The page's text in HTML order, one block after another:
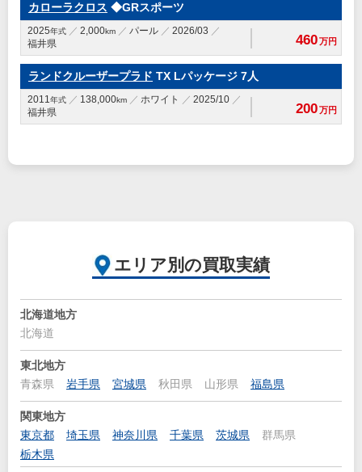
カローラクロス ◆GRスポーツ
2025年式 2,000km パール
2026/03
福井県
460万円
ランドクルーザープラド TX Lパッケージ 7人
2011年式 138,000km ホワイト
2025/10
福井県
200万円
エリア別の買取実績
北海道地方
北海道
東北地方
青森県
岩手県 宮城県 秋田県 山形県 福島県
関東地方
東京都
埼玉県 神奈川県 千葉県 茨城県
群馬県
栃木県